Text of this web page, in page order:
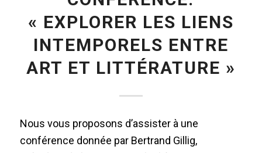
« EXPLORER LES LIENS
INTEMPORELS ENTRE
ART ET LITTÉRATURE »
Nous vous proposons d’assister à une
conférence donnée par Bertrand Gillig,